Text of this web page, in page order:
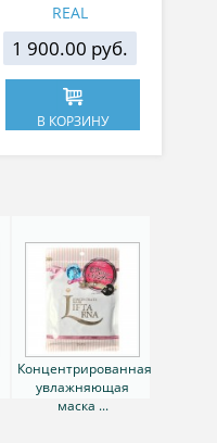
REAL
1 900.00 руб.
В КОРЗИНУ
Концентрированная
увлажняющая
маска ...